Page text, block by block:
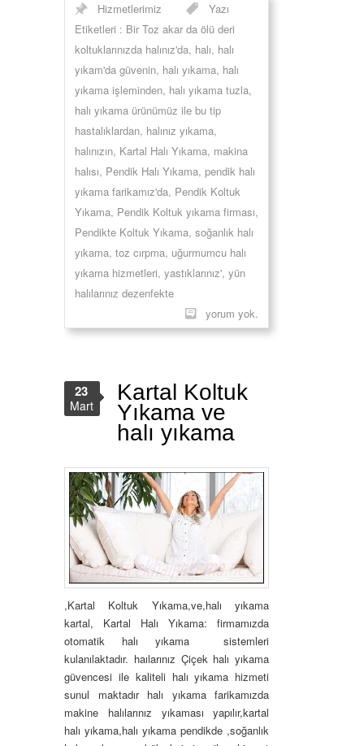
Hizmetlerimiz
Yazı
Etiketleri : Bir Toz akar da ölü deri
koltuklarınızda halınız'da, halı, halı
yıkam'da güvenin, halı yıkama, halı
yıkama işleminden, halı yıkama tuzla,
halı yıkama ürünümüz ile bu tip
hastalıklardan, halınız yıkama,
halınızın, Kartal Halı Yıkama, makina
halısı, Pendik Halı Yıkama, pendik halı
yıkama farikamız'da, Pendik Koltuk
Yıkama, Pendik Koltuk yıkama firması,
Pendikte Koltuk Yıkama, soğanlık halı
yıkama, toz cırpma, uğurmumcu halı
yıkama hizmetleri, yastıklarınız', yün
halılarınız dezenfekte
yorum yok.
Kartal Koltuk
Yıkama ve
halı yıkama
23
Mart
,Kartal Koltuk Yıkama,ve,halı yıkama
kartal, Kartal Halı Yıkama: firmamızda
otomatik halı yıkama sistemleri
kulanılaktadır. haılarınız Çiçek halı yıkama
güvencesi ile kaliteli halı yıkama hizmeti
sunul maktadır halı yıkama farikamızda
makine halılarınız yıkaması yapılır,kartal
halı yıkama,halı yıkama pendikde ,soğanlık